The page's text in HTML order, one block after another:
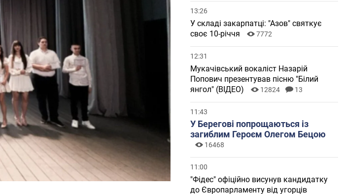
13:26
У складі закарпатці: "Азов" святкує
своє 10-річчя
7772
12:31
Мукачівський вокаліст Назарій
Попович презентував пісню "Білий
янгол" (ВІДЕО)
12824 13
11:43
У Берегові попрощаються із
загиблим Героєм Олегом Бецою
16468
11:00
"Фідес" офіційно висунув кандидатку
до Європарламенту від угорців